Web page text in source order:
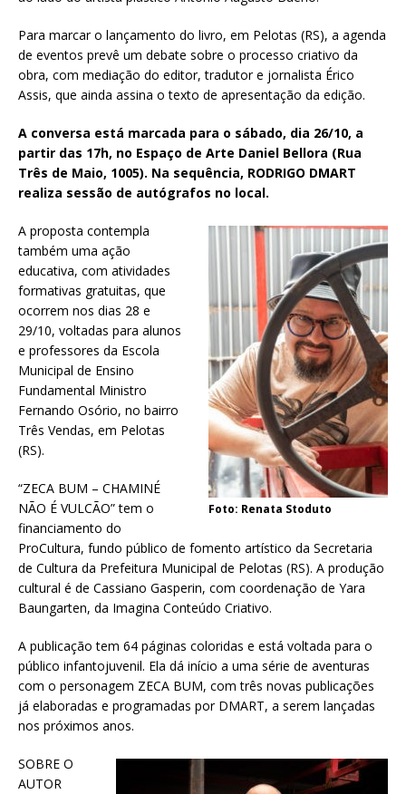
Para marcar o lançamento do livro, em Pelotas (RS), a agenda
de eventos prevê um debate sobre o processo criativo da
obra, com mediação do editor, tradutor e jornalista Érico
Assis, que ainda assina o texto de apresentação da edição.
A conversa está marcada para o sábado, dia 26/10, a
partir das 17h, no Espaço de Arte Daniel Bellora (Rua
Três de Maio, 1005). Na sequência, RODRIGO DMART
realiza sessão de autógrafos no local.
Foto: Renata Stoduto
A proposta contempla
também uma ação
educativa, com atividades
formativas gratuitas, que
ocorrem nos dias 28 e
29/10, voltadas para alunos
e professores da Escola
Municipal de Ensino
Fundamental Ministro
Fernando Osório, no bairro
Três Vendas, em Pelotas
(RS).
“ZECA BUM – CHAMINÉ
NÃO É VULCÃO” tem o
financiamento do
ProCultura, fundo público de fomento artístico da Secretaria
de Cultura da Prefeitura Municipal de Pelotas (RS). A produção
cultural é de Cassiano Gasperin, com coordenação de Yara
Baungarten, da Imagina Conteúdo Criativo.
A publicação tem 64 páginas coloridas e está voltada para o
público infantojuvenil. Ela dá início a uma série de aventuras
com o personagem ZECA BUM, com três novas publicações
já elaboradas e programadas por DMART, a serem lançadas
nos próximos anos.
SOBRE O
AUTOR